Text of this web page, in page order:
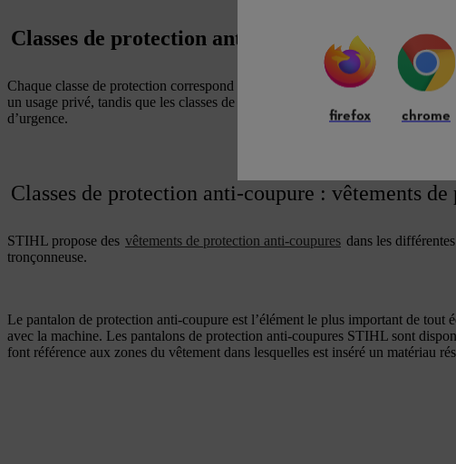
Classes de protection anti-coupure : choisir le
Chaque classe de protection correspond à un scénario spécifique. La classe
un usage privé, tandis que les classes de protection supérieures sont
d’urgence.
Classes de protection anti-coupure : vêtements
STIHL propose des vêtements de protection anti-coupures dans les
tronçonneuse.
Le pantalon de protection anti-coupure est l’élément le plus important de tout
avec la machine. Les pantalons de protection anti-coupures STIHL sont
font référence aux zones du vêtement dans lesquelles est inséré un matériau
firefox chrome